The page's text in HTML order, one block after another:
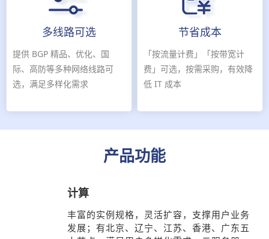
多线路可选
提供 BGP 精品、优化、国
际、高防等多种网络线路可
选，满足多样化需求
节省成本
「按流量计费」「按带宽计
费」可选，按需采购，有效降
低 IT 成本
产品功能
计算
丰富的实例规格，灵活扩容，支撑用户业务
发展；有北京、辽宁、江苏、香港、广东五